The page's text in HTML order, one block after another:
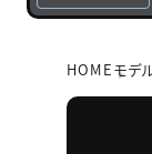
HOMEモデ